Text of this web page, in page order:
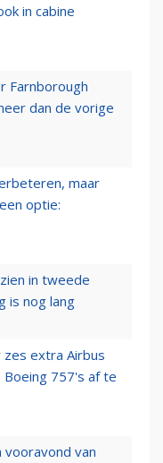
in cabine
Farnborough
dan de vorige
maar
optie:
in tweede
is nog lang
extra Airbus
757's af te
vooravond van